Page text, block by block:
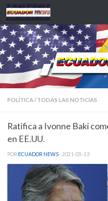
Saltar al contenido
POLÍTICA/ TODAS LAS NOTICIAS
Ratifica a Ivonne Baki
en EE.UU.
POR ECUADOR NEWS · 2021-05-13